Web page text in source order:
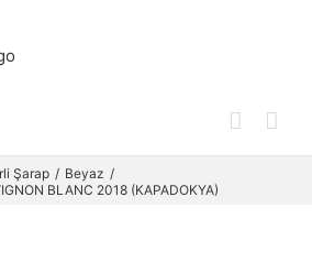
Şarap
Beyaz
BLANC 2018 (KAPADOKYA)